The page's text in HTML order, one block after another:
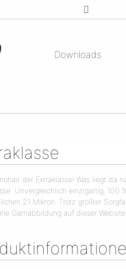
Downloads
der Extraklasse! Was liegt da
Unvergleichlich einzigartig, 100
21 Mikron. Trotz größter
Garnabbildung auf dieser